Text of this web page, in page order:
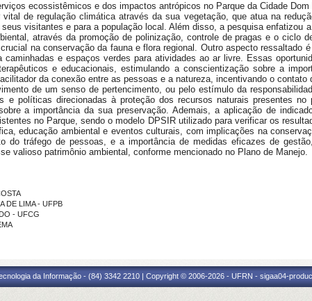
ecossistêmicos e dos impactos antrópicos no Parque da Cidade
de regulação climática através da sua vegetação, que atua na
visitantes e para a população local. Além disso, a pesquisa enfatizou
através da promoção de polinização, controle de pragas e o ciclo
na conservação da fauna e flora regional. Outro aspecto ressaltado
caminhadas e espaços verdes para atividades ao ar livre. Essas
e educacionais, estimulando a conscientização sobre a
da conexão entre as pessoas e a natureza, incentivando o
de um senso de pertencimento, ou pelo estímulo da
e políticas direcionadas à proteção dos recursos naturais presentes
a importância da sua preservação. Ademais, a aplicação de
no Parque, sendo o modelo DPSIR utilizado para verificar os
educação ambiental e eventos culturais, com implicações na
do tráfego de pessoas, e a importância de medidas eficazes de
valioso patrimônio ambiental, conforme mencionado no Plano de Manejo.
DE LIMA - UFPB
- UFCG
da Informação - (84) 3342 2210 | Copyright © 2006-2026 - UFRN - sigaa04-